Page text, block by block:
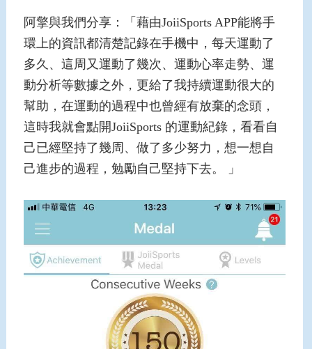
阿擎與我們分享：「藉由JoiiSports APP能將手
環上的資訊都清楚記錄在手機中，每天運動了
多久、這周又運動了幾次、運動心率走勢、運
動分析等數據之外，更給了我持續運動很大的
幫助，在運動的過程中也曾經有放棄的念頭，
這時我就會點開JoiiSports 的運動紀錄，看看自
己已經堅持了幾周、做了多少努力，想一想自
己進步的過程，勉勵自己堅持下去。 」